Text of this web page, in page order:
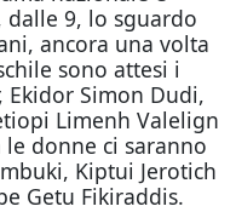
dalle 9, lo sguardo
ancora una volta
sono attesi i
Ekidor Simon Dudi,
Limenh Valelign
donne ci saranno
Kiptui Jerotich
Getu Fikiraddis.